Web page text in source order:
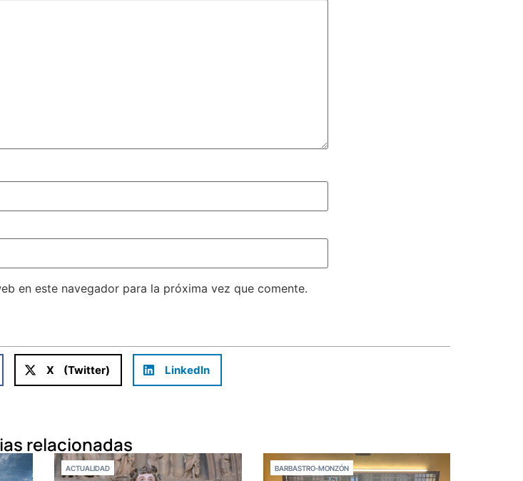
en este navegador para la próxima vez que comente.
X (Twitter) LinkedIn
relacionadas
ACTUALIDAD BARBASTRO-MONZÓN